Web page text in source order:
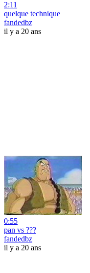
2:11
quelque technique
fandedbz
il y a 20 ans
0:55
pan vs ???
fandedbz
il y a 20 ans